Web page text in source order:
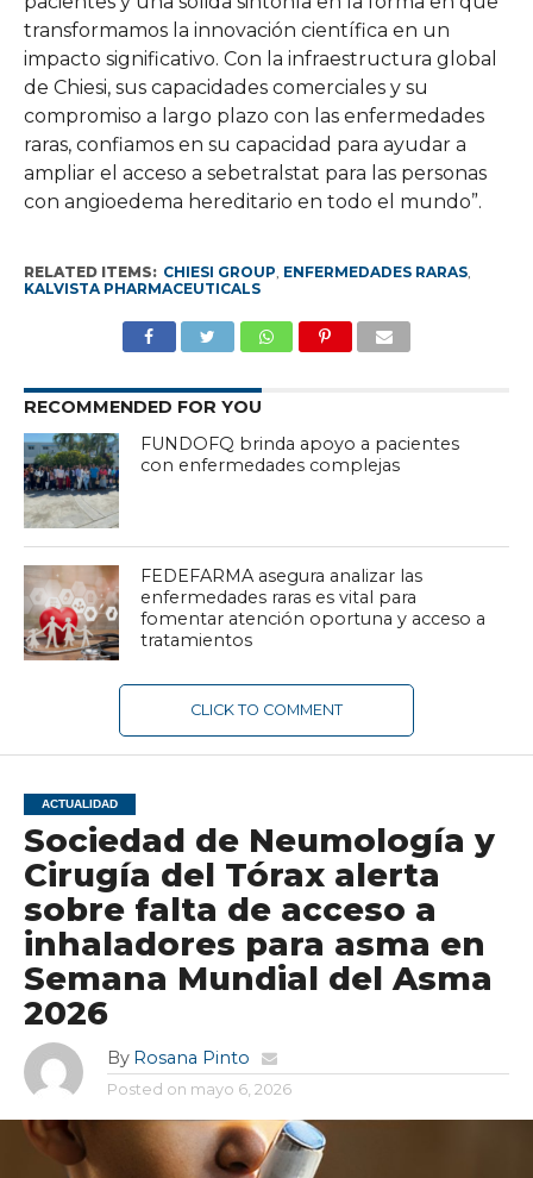
transformamos la innovación científica en un
impacto significativo. Con la infraestructura global
de Chiesi, sus capacidades comerciales y su
compromiso a largo plazo con las enfermedades
raras, confiamos en su capacidad para ayudar a
ampliar el acceso a sebetralstat para las personas
con angioedema hereditario en todo el mundo”.
RELATED ITEMS: CHIESI GROUP, ENFERMEDADES RARAS,
KALVISTA PHARMACEUTICALS
RECOMMENDED FOR YOU
FUNDOFQ brinda apoyo a pacientes
con enfermedades complejas
FEDEFARMA asegura analizar las
enfermedades raras es vital para
fomentar atención oportuna y acceso a
tratamientos
CLICK TO COMMENT
ACTUALIDAD
Sociedad de Neumología y
Cirugía del Tórax alerta
sobre falta de acceso a
inhaladores para asma en
Semana Mundial del Asma
2026
By Rosana Pinto
Posted on mayo 6, 2026